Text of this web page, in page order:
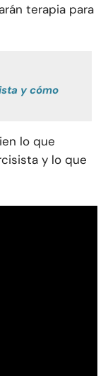
terapia para
y cómo
lo que
y lo que